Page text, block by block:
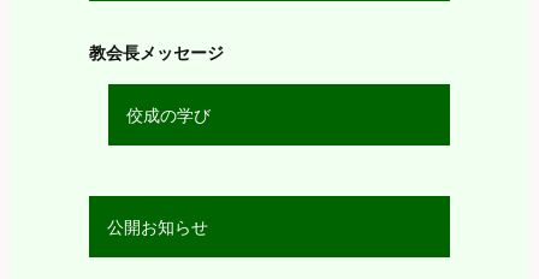
教会長メッセージ
佼成の学び
公開お知らせ